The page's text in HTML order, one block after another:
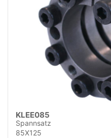
KLEE085
Spannsatz
85X125